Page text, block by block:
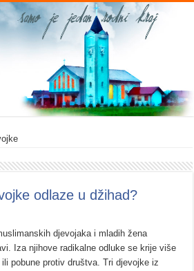
odlaze u džihad?
djevojaka i mladih žena
Iza njihove radikalne odluke se krije više
pobune protiv društva. Tri djevojke iz